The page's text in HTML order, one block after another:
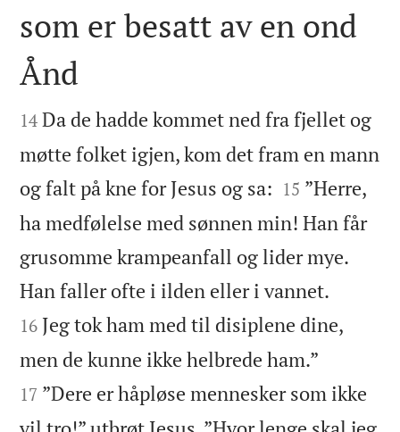

som er besatt av en ond
Ånd

14 Da de hadde kommet ned fra fjellet og
møtte folket igjen, kom det fram en mann
og falt på kne for Jesus og sa: 

15 ”Herre,
ha medfølelse med sønnen min! Han får
grusomme krampeanfall og lider mye.
Han faller ofte i ilden eller i vannet.
16 Jeg tok ham med til disiplene dine,
men de kunne ikke helbrede ham.”
17 ”Dere er håpløse mennesker som ikke